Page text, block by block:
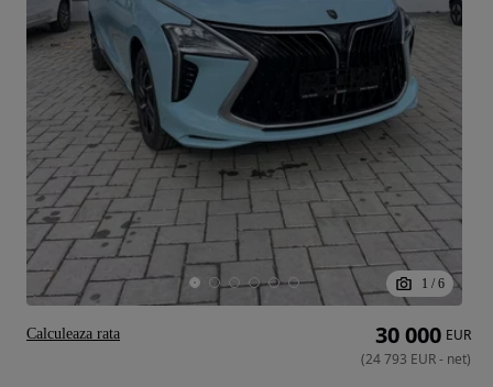
1 / 6
30 000 EUR
(24 793 EUR- net)
Calculeaza rata